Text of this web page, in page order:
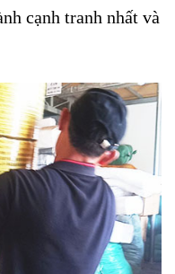
cạnh tranh nhất và